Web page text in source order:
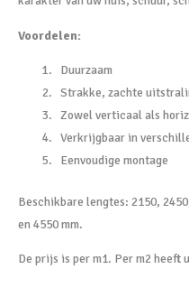
Voordelen:
Duurzaam
Strakke, zachte
Zowel verticaal als
Verkrijgbaar in
Eenvoudige montage
Beschikbare lengtes: 2150,
en 4550 mm.
De prijs is per m1. Per m2 heeft